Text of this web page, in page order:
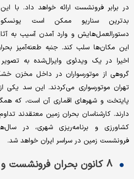
در برابر فرونشست ارائه خواهد داد. با
بدترین سناریو ممکن است
دستورالعمل‌‌هایش و وارد آمدن آسیب به
این مکان‌‌ها سلب کند. جنبه‌‌ طعنه‌‌آمیز
اخیرا در یک ویدئوی وایرال‌‌شده به
گروهی از موتورسواران در داخل مخزن
تهران موتورسواری می‌‌کردند. این سد یکی
پایتخت و شهرهای اقماری آن است، که
دارند. کارشناسان بحران زمین معتقدند
کشاورزی و برنامه‌‌ریزی شهری، در
فرونشست زمین در سراسر ایران خواهد شد.
8 کانون بحران فرونشست و 5 راهکار مهار